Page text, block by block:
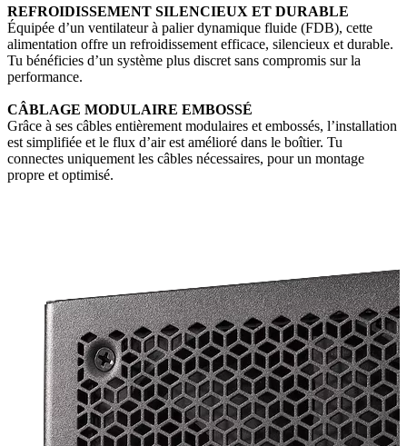
REFROIDISSEMENT SILENCIEUX ET DURABLE
Équipée d’un ventilateur à palier dynamique fluide (FDB), cette
alimentation offre un refroidissement efficace, silencieux et durable.
Tu bénéficies d’un système plus discret sans compromis sur la
performance.
CÂBLAGE MODULAIRE EMBOSSÉ
Grâce à ses câbles entièrement modulaires et embossés, l’installation
est simplifiée et le flux d’air est amélioré dans le boîtier. Tu
connectes uniquement les câbles nécessaires, pour un montage
propre et optimisé.